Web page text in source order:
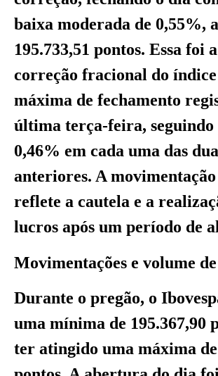
baixa moderada de 0,55%,
195.733,51 pontos. Essa foi
correção fracional do índice
máxima de fechamento
última terça-feira, seguindo
0,46% em cada uma das
anteriores. A
reflete a cautela e a
lucros após um período de
Movimentações e volume
Durante o pregão, o
uma mínima de 195.367,90
ter atingido uma máxima de